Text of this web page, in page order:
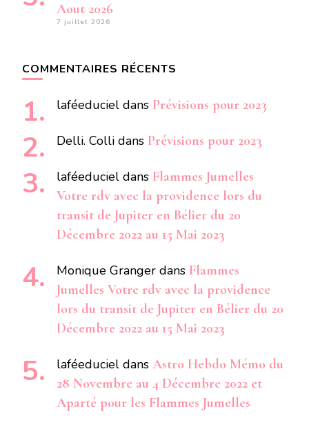
Aout 2026
7 juillet 2026
COMMENTAIRES RÉCENTS
laféeduciel dans Prévisions pour 2023
Delli. Colli dans Prévisions pour 2023
laféeduciel dans Flammes Jumelles
Votre rdv avec la providence lors du
transit de Jupiter en Bélier du 20
Décembre 2022 au 15 Mai 2023
Monique Granger dans Flammes
Jumelles Votre rdv avec la providence
lors du transit de Jupiter en Bélier du 20
Décembre 2022 au 15 Mai 2023
laféeduciel dans Astro Hebdo Mémo du
28 Novembre au 4 Décembre 2022 et
Aparté pour les Flammes Jumelles